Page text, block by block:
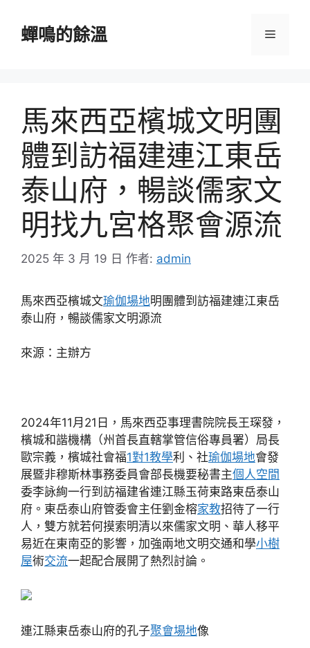
蟬鳴的餘溫 選
馬來西亞檳城文明團
體到訪福建連江東岳
泰山府，暢談儒家文
明找九宮格聚會源流
2025 年 3 月 19 日 作者: admin
馬來西亞檳城文瑜伽場地明團體到訪福建連江東岳
泰山府，暢談儒家文明源流
來源：主辦方
2024年11月21日，馬來西亞事理書院院長王琛發，
檳城和諧機構（州首長直轄掌管信俗專員署）局長
歐宗義，檳城社會福1對1教學利、社瑜伽場地會發
展暨非穆斯林事務委員會部長機要秘書主個人空間
委李詠絢一行到訪福建省連江縣玉荷東路東岳泰山
府。東岳泰山府管委會主任劉金榕家教招待了一行
人，雙方就若何摸索明清以來儒家文明、華人移平
易近在東南亞的影響，加強兩地文明交通和學小樹
屋術交流一起配合展開了熱烈討論。
連江縣東岳泰山府的孔子聚會場地像